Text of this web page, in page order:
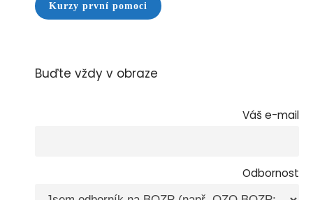
Kurzy první pomoci
Buďte vždy v obraze
Váš e-mail
Odbornost